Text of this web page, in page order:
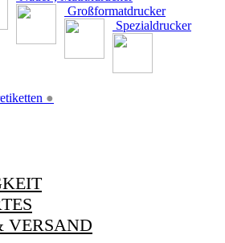
Großformatdrucker
Spezialdrucker
●
VERSAND